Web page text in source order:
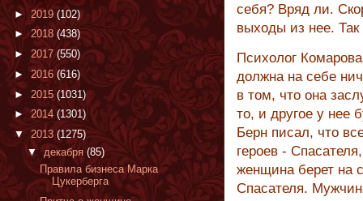
себя? Вряд ли.
выходы из нее.
Психолог
должна на себе
в том, что она
то, и другое у нее
Берн писал, что
героев -
женщина берет на
Спасателя.
► 2019 (102)
►2018 (438)
► 2017 (550)
► 2016(616)
► 2015 (1031)
►2014 (1301)
▼ 2013 (1275)
▼декабря (85)
Правила бизнеса Марка
Цукерберга